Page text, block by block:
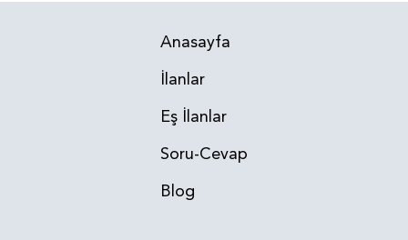
Anasayfa
İlanlar
Eş İlanlar
Soru-Cevap
Blog